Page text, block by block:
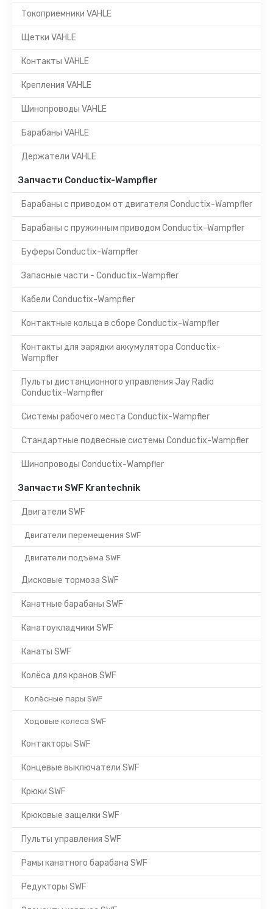
Токоприемники VAHLE
Щетки VAHLE
Контакты VAHLE
Крепления VAHLE
Шинопроводы VAHLE
Барабаны VAHLE
Держатели VAHLE
Запчасти Conductix-Wampfler
Барабаны с приводом от двигателя Conductix-Wampfler
Барабаны с пружинным приводом Conductix-Wampfler
Буферы Conductix-Wampfler
Запасные части - Conductix-Wampfler
Кабели Conductix-Wampfler
Контактные кольца в сборе Conductix-Wampfler
Контакты для зарядки аккумулятора Conductix-
Wampfler
Пульты дистанционного управления Jay Radio
Conductix-Wampfler
Системы рабочего места Conductix-Wampfler
Стандартные подвесные системы Conductix-Wampfler
Шинопроводы Conductix-Wampfler
Запчасти SWF Krantechnik
Двигатели SWF
Двигатели перемещения SWF
Двигатели подъёма SWF
Дисковые тормоза SWF
Канатные барабаны SWF
Канатоукладчики SWF
Канаты SWF
Колёса для кранов SWF
Колёсные пары SWF
Ходовые колеса SWF
Контакторы SWF
Концевые выключатели SWF
Крюки SWF
Крюковые защелки SWF
Пульты управления SWF
Рамы канатного барабана SWF
Редукторы SWF